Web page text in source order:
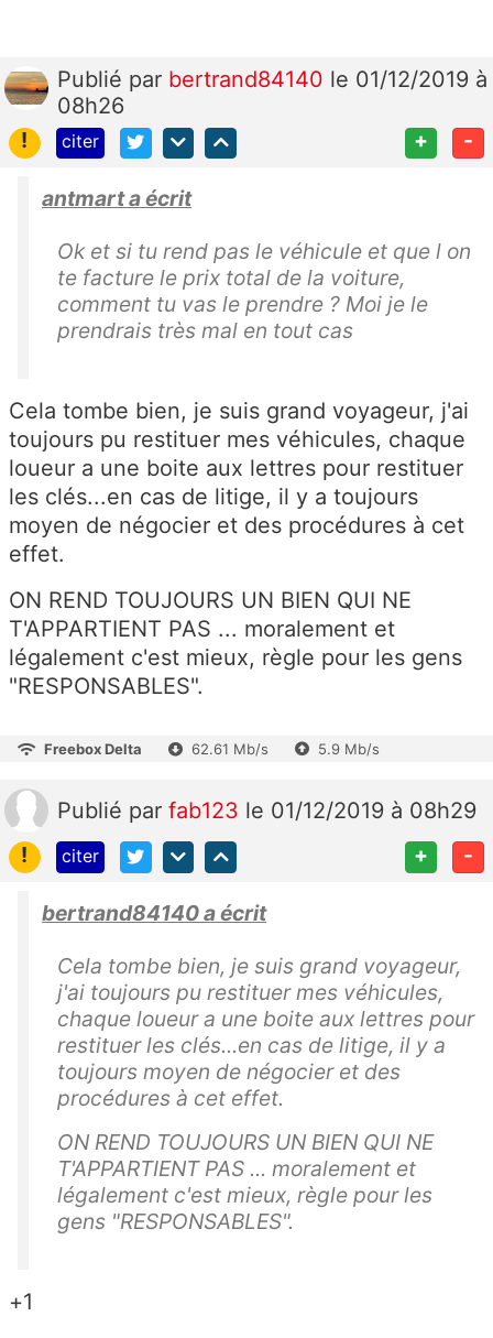
Publié par bertrand84140 le 01/12/2019 à
08h26
!
citer + -
antmart a écrit
Ok et si tu rend pas le véhicule et que l on
te facture le prix total de la voiture,
comment tu vas le prendre ? Moi je le
prendrais très mal en tout cas
Cela tombe bien, je suis grand voyageur, j'ai
toujours pu restituer mes véhicules, chaque
loueur a une boite aux lettres pour restituer
les clés...en cas de litige, il y a toujours
moyen de négocier et des procédures à cet
effet.
ON REND TOUJOURS UN BIEN QUI NE
T'APPARTIENT PAS ... moralement et
légalement c'est mieux, règle pour les gens
"RESPONSABLES".
Freebox Delta 62.61 Mb/s 5.9 Mb/s
Publié par fab123 le 01/12/2019 à 08h29
!
citer + -
bertrand84140 a écrit
Cela tombe bien, je suis grand voyageur,
j'ai toujours pu restituer mes véhicules,
chaque loueur a une boite aux lettres pour
restituer les clés...en cas de litige, il y a
toujours moyen de négocier et des
procédures à cet effet.
ON REND TOUJOURS UN BIEN QUI NE
T'APPARTIENT PAS ... moralement et
légalement c'est mieux, règle pour les
gens "RESPONSABLES".
+1